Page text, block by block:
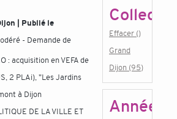
| Publié le
- Demande de
: acquisition en VEFA de
2 PLAi), "Les Jardins
à Dijon
DE LA VILLE ET
Effacer ()
Grand
Dijon (95)
Année